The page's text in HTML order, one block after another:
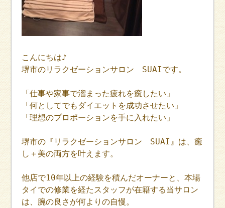
こんにちは♪
堺市のリラクゼーションサロン SUAIです。
「仕事や家事で溜まった疲れを癒したい」
「何としてでもダイエットを成功させたい」
「理想のプロポーションを手に入れたい」
堺市の『リラクゼーションサロン SUAI』は、癒
し＋美の両方を叶えます。
他店で10年以上の経験を積んだオーナーと、本場
タイでの修業を経たスタッフが在籍する当サロン
は、腕の良さが何よりの自慢。